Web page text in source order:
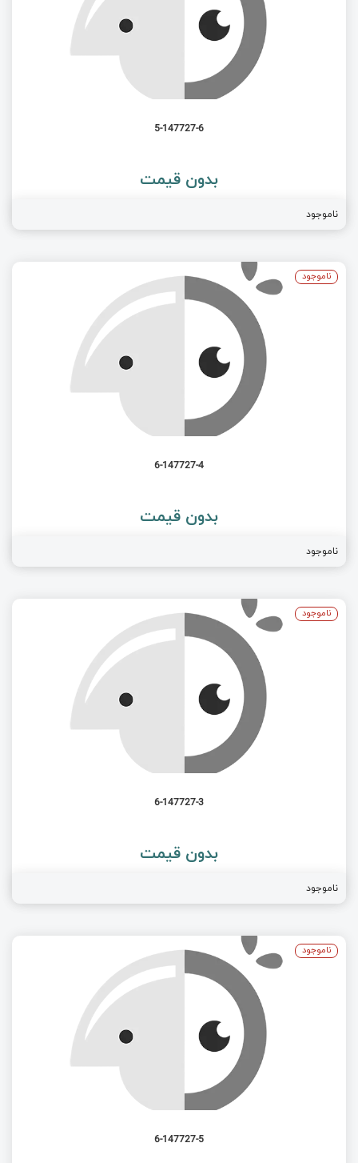
5-147727-6
بدون قیمت
ناموجود
6-147727-4
بدون قیمت
ناموجود
ناموجود
6-147727-3
بدون قیمت
ناموجود
ناموجود
6-147727-5
ناموجود